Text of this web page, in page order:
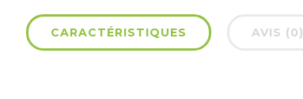
CARACTÉRISTIQUES AVIS (0)